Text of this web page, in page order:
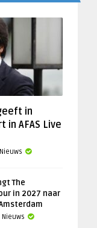
in
in AFAS Live
The
in 2027 naar